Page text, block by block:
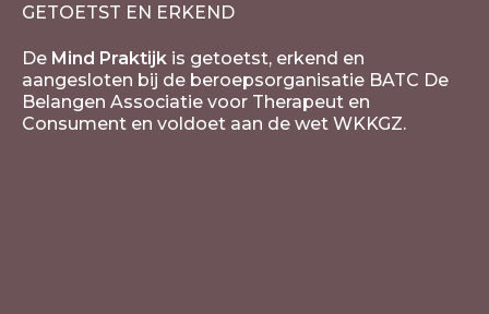
GETOETST EN ERKEND
De Mind Praktijk is getoetst, erkend en
aangesloten bij de beroepsorganisatie BATC De
Belangen Associatie voor Therapeut en
Consument en voldoet aan de wet WKKGZ.